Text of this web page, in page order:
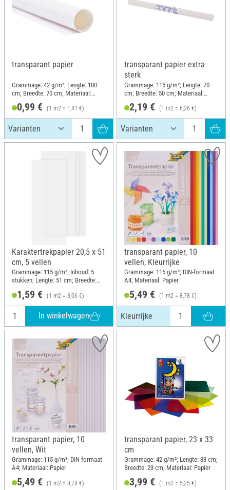
transparant papier
Grammage: 42 g/m²; Lengte: 100
cm; Breedte: 70 cm; Materiaal:
0,99 € (1 m2 = 1,41 €)
transparant papier extra
sterk
Grammage: 115 g/m²; Lengte: 70
cm; Breedte: 50 cm; Materiaal:
2,19 € (1 m2 = 6,26 €)
Karaktertrekpapier 20,5 x 51
cm, 5 vellen
Grammage: 115 g/m²; Inhoud: 5
stukken; Lengte: 51 cm; Breedte:
1,59 € (1 m2 = 3,06 €)
In winkelwagen
transparant papier, 10
vellen, Kleurrijke
Grammage: 115 g/m²; DIN-formaat
A4; Materiaal: Papier
5,49 € (1 m2 = 8,78 €)
Kleurrijke
transparant papier, 10
vellen, Wit
Grammage: 115 g/m²; DIN-formaat
A4; Materiaal: Papier
5,49 € (1 m2 = 8,78 €)
transparant papier, 23 x 33
cm
Grammage: 42 g/m²; Lengte: 33 cm;
Breedte: 23 cm; Materiaal: Papier
3,99 € (1 m2 = 5,25 €)